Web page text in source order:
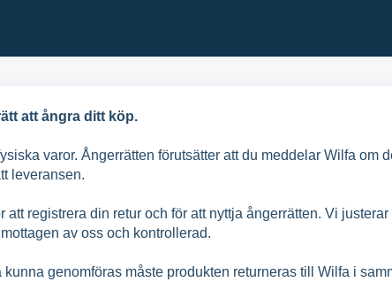
att ångra ditt köp.
varor. Ångerrätten förutsätter att du meddelar Wilfa om
leveransen.
att registrera din retur och för att nyttja ångerrätten. Vi
av oss och kontrollerad.
kunna genomföras måste produkten returneras till Wilfa i